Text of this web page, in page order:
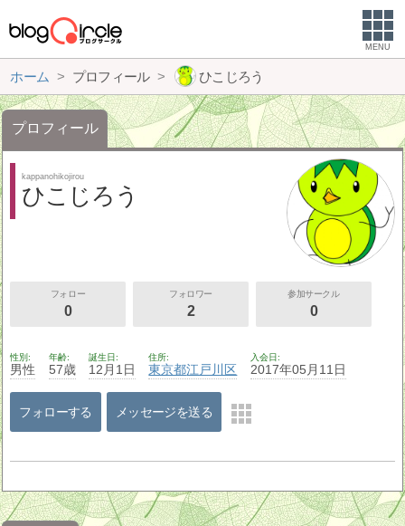
MENU
ホーム プロフィール ひこじろう
プロフィール
kappanohikojirou
ひこじろう
フォロー
0
フォロワー
2
参加サークル
0
性別
男性
年齢
57歳
誕生日
12月1日
住所
東京都江戸川区
入会日
2017年05月11日
フォローする メッセージを送る